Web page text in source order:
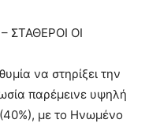
ΣΤΑΘΕΡΟΙ ΟΙ
να στηρίξει την
παρέμεινε υψηλή
με το Ηνωμένο